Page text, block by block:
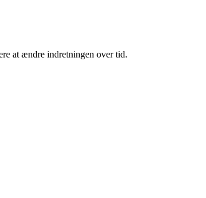
at ændre indretningen over tid.